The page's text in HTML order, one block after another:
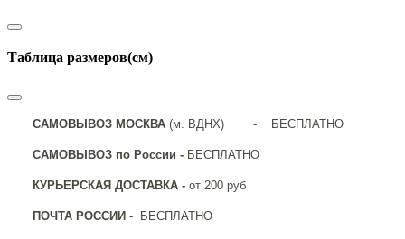
Таблица размеров(см)
САМОВЫВОЗ МОСКВА (м. ВДНХ) - БЕСПЛАТНО
САМОВЫВОЗ по России - БЕСПЛАТНО
КУРЬЕРСКАЯ ДОСТАВКА - от 200 руб
ПОЧТА РОССИИ - БЕСПЛАТНО